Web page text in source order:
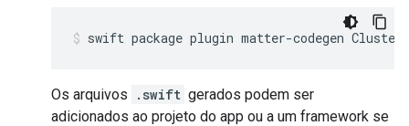
swift package plugin matter-codegen
Os arquivos .swift gerados podem ser
adicionados ao projeto do app ou a um framework se